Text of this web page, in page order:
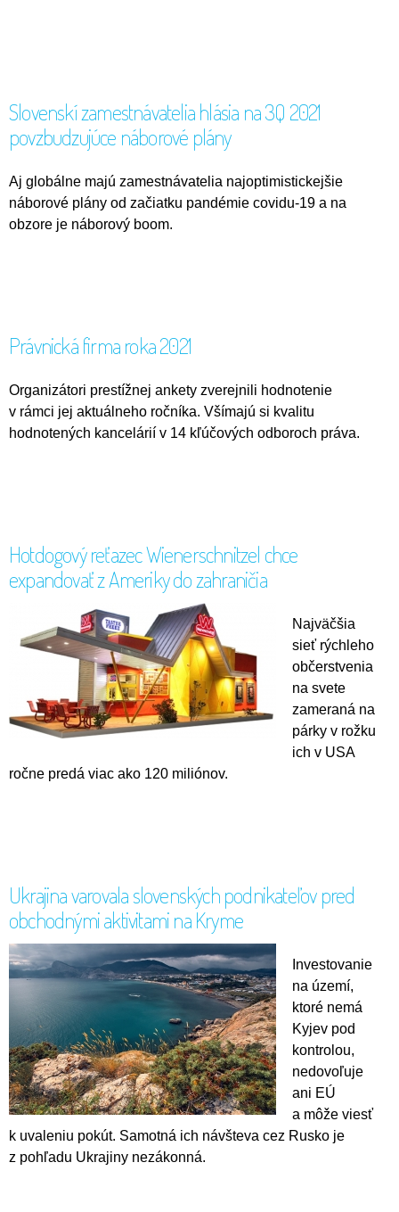
Slovenskí zamestnávatelia hlásia na 3Q 2021
povzbudzujúce náborové plány
Aj globálne majú zamestnávatelia najoptimistickejšie
náborové plány od začiatku pandémie covidu-19 a na
obzore je náborový boom.
Právnická firma roka 2021
Organizátori prestížnej ankety zverejnili hodnotenie
v rámci jej aktuálneho ročníka. Všímajú si kvalitu
hodnotených kancelárií v 14 kľúčových odboroch práva.
Hotdogový reťazec Wienerschnitzel chce
expandovať z Ameriky do zahraničia
Najväčšia
sieť rýchleho
občerstvenia
na svete
zameraná na
párky v rožku
ich v USA
ročne predá viac ako 120 miliónov.
Ukrajina varovala slovenských podnikateľov pred
obchodnými aktivitami na Kryme
Investovanie
na území,
ktoré nemá
Kyjev pod
kontrolou,
nedovoľuje
ani EÚ
a môže viesť
k uvaleniu pokút. Samotná ich návšteva cez Rusko je
z pohľadu Ukrajiny nezákonná.